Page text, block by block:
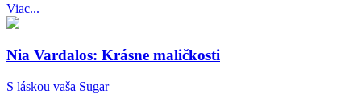
Viac...
Nia Vardalos: Krásne maličkosti
S láskou vaša Sugar